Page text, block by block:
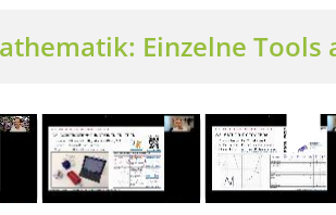
Einzelne Tools